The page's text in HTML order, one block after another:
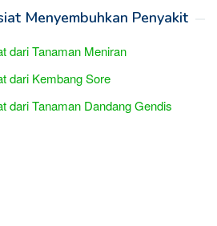
Menyembuhkan Penyakit
dari Tanaman Meniran
dari Kembang Sore
dari Tanaman Dandang Gendis